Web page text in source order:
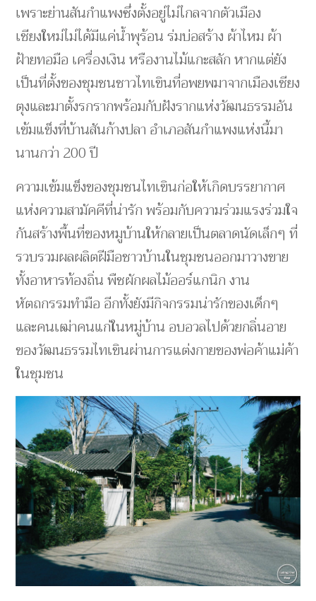
เพราะย่านสันกำแพงซึ่งตั้งอยู่ไม่ไกลจากตัวเมือง
เชียงใหม่ไม่ได้มีแค่น้ำพุร้อน ร่มบ่อสร้าง ผ้าไหม ผ้า
ฝ้ายทอมือ เครื่องเงิน หรืองานไม้แกะสลัก หากแต่ยัง
เป็นที่ตั้งของชุมชนชาวไทเขินที่อพยพมาจากเมืองเชียง
ตุงและมาตั้งรกรากพร้อมกับฝังรากแห่งวัฒนธรรมอัน
เข้มแข็งที่บ้านสันก้างปลา อำเภอสันกำแพงแห่งนี้มา
นานกว่า 200 ปี
ความเข้มแข็งของชุมชนไทเขินก่อให้เกิดบรรยากาศ
แห่งความสามัคคีที่น่ารัก พร้อมกับความร่วมแรงร่วมใจ
กันสร้างพื้นที่ของหมูบ้านให้กลายเป็นตลาดนัดเล็กๆ ที่
รวบรวมผลผลิตฝีมือชาวบ้านในชุมชนออกมาวางขาย
ทั้งอาหารท้องถิ่น พืชผักผลไม้ออร์แกนิก งาน
หัตถกรรมทำมือ อีกทั้งยังมีกิจกรรมน่ารักของเด็กๆ
และคนเฒ่าคนแก่ในหมู่บ้าน อบอวลไปด้วยกลิ่นอาย
ของวัฒนธรรมไทเขินผ่านการแต่งกายของพ่อค้าแม่ค้า
ในชุมชน